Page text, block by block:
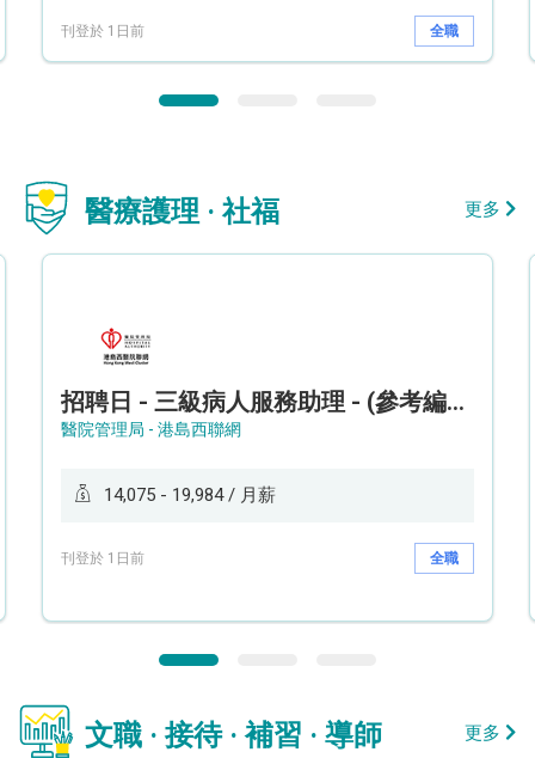
刊登於 1日前 全職
醫療護理 · 社福 更多
招聘日 - 三級病人服務助理 - (參考編號: HKWCS260107)
醫院管理局 - 港島西聯網
14,075 - 19,984 / 月薪
刊登於 1日前 全職
文職 · 接待 · 補習 · 導師 更多